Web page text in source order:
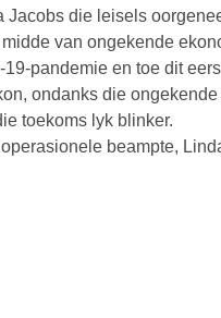
Jacobs die leisels
midde van ongekende
pandemie en toe dit
ondanks die
toekoms lyk blinker.
beampte,